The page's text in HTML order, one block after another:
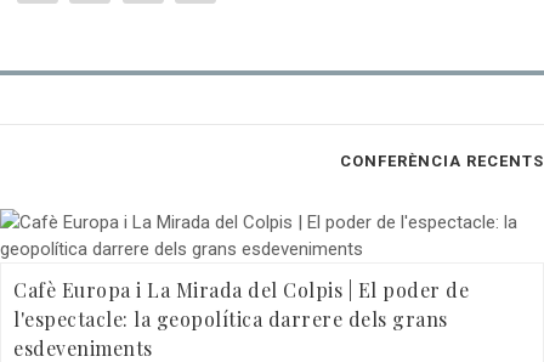
CONFERÈNCIA RECENTS
Cafè Europa i La Mirada del Colpis | El poder de
l'espectacle: la geopolítica darrere dels grans
esdeveniments